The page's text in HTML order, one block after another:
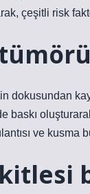
çeşitli risk
dokusundan
baskı
ve kusma